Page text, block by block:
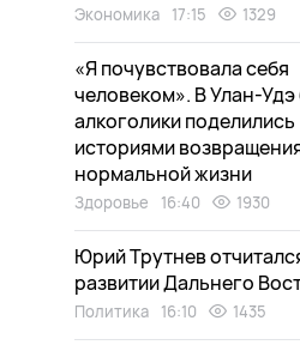
Экономика 17:15 1329
«Я почувствовала себя
человеком». В Улан-
алкоголики поделились
историями
нормальной жизни
Здоровье 16:40 1930
Юрий Трутнев
развитии Дальнего
Политика 16:10 1435